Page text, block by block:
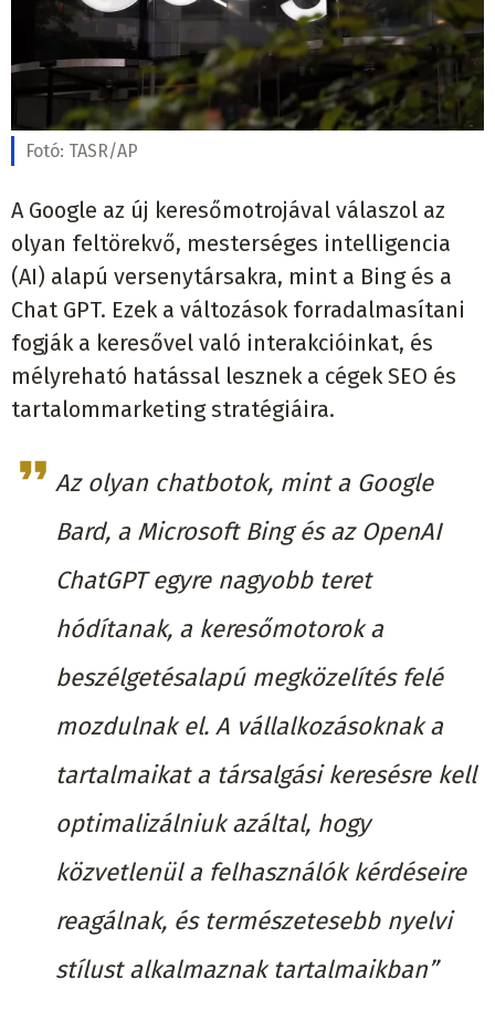
Fotó: TASR/AP
A Google az új keresőmotrojával válaszol az
olyan feltörekvő, mesterséges intelligencia
(AI) alapú versenytársakra, mint a Bing és a
Chat GPT. Ezek a változások forradalmasítani
fogják a keresővel való interakcióinkat, és
mélyreható hatással lesznek a cégek SEO és
tartalommarketing stratégiáira.
Az olyan chatbotok, mint a Google
Bard, a Microsoft Bing és az OpenAI
ChatGPT egyre nagyobb teret
hódítanak, a keresőmotorok a
beszélgetésalapú megközelítés felé
mozdulnak el. A vállalkozásoknak a
tartalmaikat a társalgási keresésre kell
optimalizálniuk azáltal, hogy
közvetlenül a felhasználók kérdéseire
reagálnak, és természetesebb nyelvi
stílust alkalmaznak tartalmaikban”